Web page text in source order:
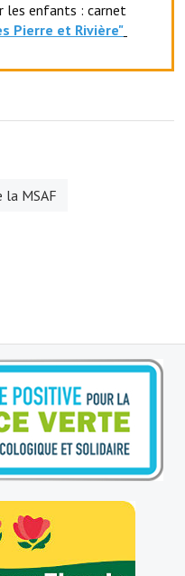
pompiers volontaires
les enfants : carnet
Pierre et Rivière"
la MSAF